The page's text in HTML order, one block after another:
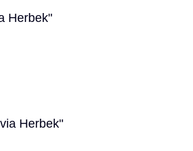
Herbek"
Herbek"